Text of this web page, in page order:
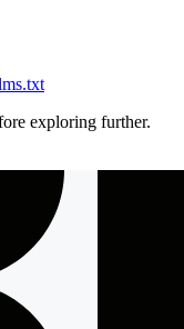
exploring further.